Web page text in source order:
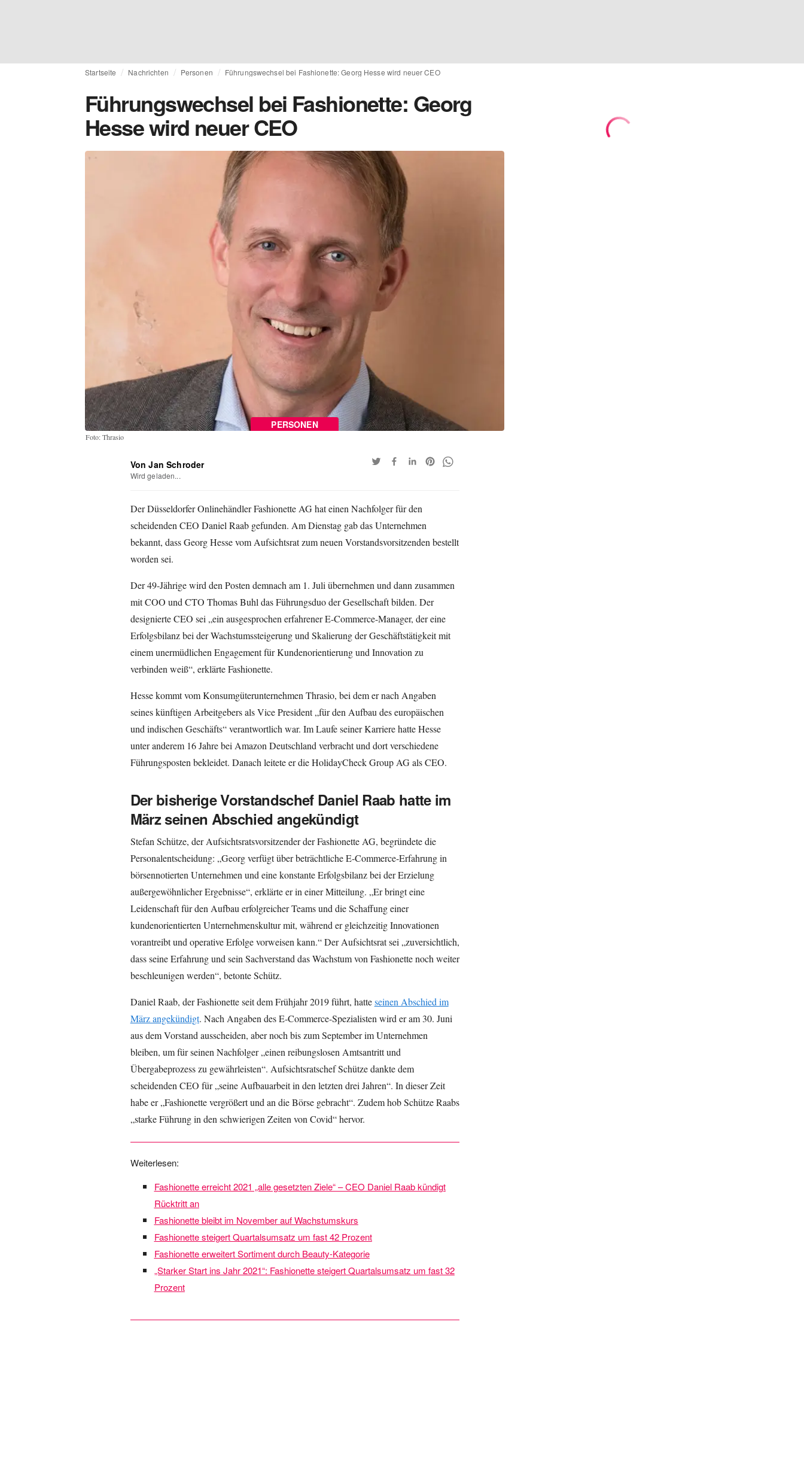
Startseite Nachrichten Personen Führungswechsel bei Fashionette: Georg Hesse wird neuer CEO
Führungswechsel bei Fashionette: Georg
Hesse wird neuer CEO
PERSONEN
Foto: Thrasio
Von Jan Schroder
Wird geladen...
Der Düsseldorfer Onlinehändler Fashionette AG hat einen Nachfolger für den
scheidenden CEO Daniel Raab gefunden. Am Dienstag gab das Unternehmen
bekannt, dass Georg Hesse vom Aufsichtsrat zum neuen Vorstandsvorsitzenden bestellt
worden sei.
Der 49-Jährige wird den Posten demnach am 1. Juli übernehmen und dann zusammen
mit COO und CTO Thomas Buhl das Führungsduo der Gesellschaft bilden. Der
designierte CEO sei „ein ausgesprochen erfahrener E-Commerce-Manager, der eine
Erfolgsbilanz bei der Wachstumssteigerung und Skalierung der Geschäftstätigkeit mit
einem unermüdlichen Engagement für Kundenorientierung und Innovation zu
verbinden weiß“, erklärte Fashionette.
Hesse kommt vom Konsumgüterunternehmen Thrasio, bei dem er nach Angaben
seines künftigen Arbeitgebers als Vice President „für den Aufbau des europäischen
und indischen Geschäfts“ verantwortlich war. Im Laufe seiner Karriere hatte Hesse
unter anderem 16 Jahre bei Amazon Deutschland verbracht und dort verschiedene
Führungsposten bekleidet. Danach leitete er die HolidayCheck Group AG als CEO.
Der bisherige Vorstandschef Daniel Raab hatte im
März seinen Abschied angekündigt
Stefan Schütze, der Aufsichtsratsvorsitzender der Fashionette AG, begründete die
Personalentscheidung: „Georg verfügt über beträchtliche E-Commerce-Erfahrung in
börsennotierten Unternehmen und eine konstante Erfolgsbilanz bei der Erzielung
außergewöhnlicher Ergebnisse“, erklärte er in einer Mitteilung. „Er bringt eine
Leidenschaft für den Aufbau erfolgreicher Teams und die Schaffung einer
kundenorientierten Unternehmenskultur mit, während er gleichzeitig Innovationen
vorantreibt und operative Erfolge vorweisen kann.“ Der Aufsichtsrat sei „zuversichtlich,
dass seine Erfahrung und sein Sachverstand das Wachstum von Fashionette noch weiter
beschleunigen werden“, betonte Schütz.
Daniel Raab, der Fashionette seit dem Frühjahr 2019 führt, hatteseinen Abschied im
März angekündigt. Nach Angaben des E-Commerce-Spezialisten wird er am 30. Juni
aus dem Vorstand ausscheiden, aber noch bis zum September im Unternehmen
bleiben, um für seinen Nachfolger „einen reibungslosen Amtsantritt und
Übergabeprozess zu gewährleisten“. Aufsichtsratschef Schütze dankte dem
scheidenden CEO für „seine Aufbauarbeit in den letzten drei Jahren“. In dieser Zeit
habe er „Fashionette vergrößert und an die Börse gebracht“. Zudem hob Schütze Raabs
„starke Führung in den schwierigen Zeiten von Covid“ hervor.
Weiterlesen:
Fashionette erreicht 2021 „alle gesetzten Ziele“ – CEO Daniel Raab kündigt
Rücktritt an
Fashionette bleibt im November auf Wachstumskurs
Fashionette steigert Quartalsumsatz um fast 42 Prozent
Fashionette erweitert Sortiment durch Beauty-Kategorie
„Starker Start ins Jahr 2021“: Fashionette steigert Quartalsumsatz um fast 32
Prozent